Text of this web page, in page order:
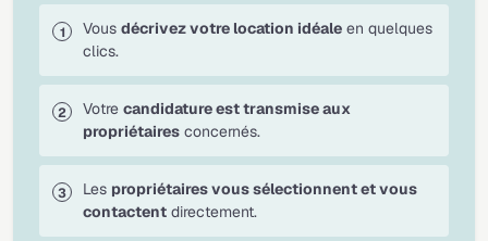
Vous décrivez votre location idéale en quelques
clics.
Votre candidature est transmise aux
propriétaires concernés.
Les propriétaires vous sélectionnent et vous
contactent directement.